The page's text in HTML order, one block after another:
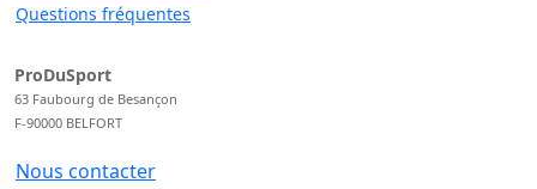
Questions fréquentes
ProDuSport
63 Faubourg de Besançon
F-90000 BELFORT
Nous contacter